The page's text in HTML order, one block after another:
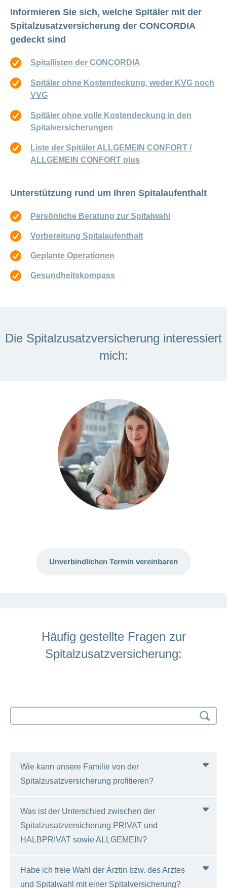
Informieren Sie sich, welche Spitäler mit der
Spitalzusatzversicherung der CONCORDIA
gedeckt sind
Spitallisten der CONCORDIA
Spitäler ohne Kostendeckung, weder KVG noch
VVG
Spitäler ohne volle Kostendeckung in den
Spitalversicherungen
Liste der Spitäler ALLGEMEIN CONFORT /
ALLGEMEIN CONFORT plus
Unterstützung rund um Ihren Spitalaufenthalt
Persönliche Beratung zur Spitalwahl
Vorbereitung Spitalaufenthalt
Geplante Operationen
Gesundheitskompass
Die Spitalzusatzversicherung interessiert
mich:
Unverbindlichen Termin vereinbaren
Häufig gestellte Fragen zur
Spitalzusatzversicherung:
input
Wie kann unsere Familie von der
Spitalzusatzversicherung profitieren?
erhalten Sie je nach Variante schweiz- oder
weltweit Zugang zu Ärzten und Spitälern und
Kind ist die Zusatzversicherung
Was ist der Unterschied zwischen der
Spitalzusatzversicherung PRIVAT und
HALBPRIVAT sowie ALLGEMEIN?
Habe ich freie Wahl der Ärztin bzw. des Arztes
und Spitalwahl mit einer Spitalversicherung?